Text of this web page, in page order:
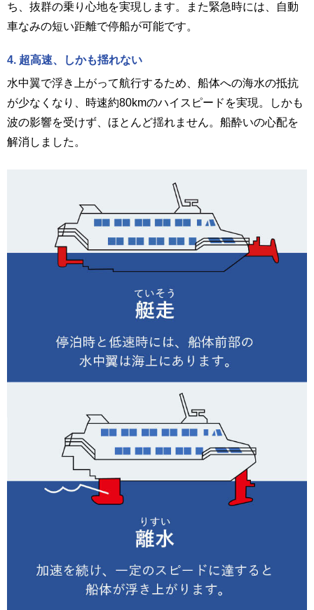
ち、抜群の乗り心地を実現します。また緊急時には、自動
車なみの短い距離で停船が可能です。
4. 超高速、しかも揺れない
水中翼で浮き上がって航行するため、船体への海水の抵抗
が少なくなり、時速約80kmのハイスピードを実現。しかも
波の影響を受けず、ほとんど揺れません。船酔いの心配を
解消しました。